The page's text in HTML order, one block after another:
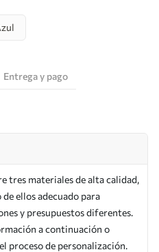
Entrega y pago
tres materiales de alta calidad,
de ellos adecuado para
y presupuestos diferentes.
a continuación o
proceso de personalización.